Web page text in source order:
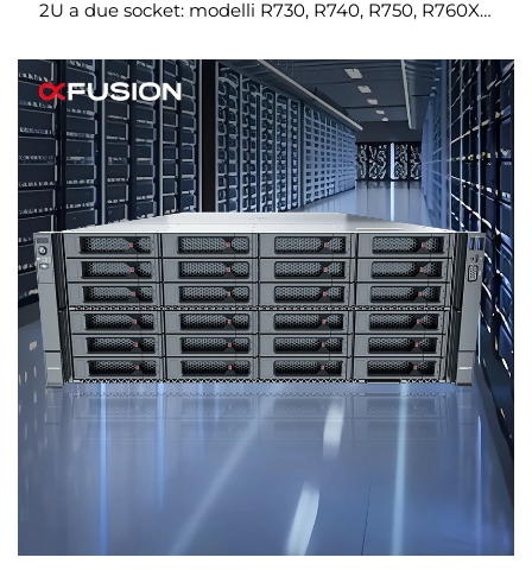
2U a due socket: modelli R730, R740, R750, R760XS,